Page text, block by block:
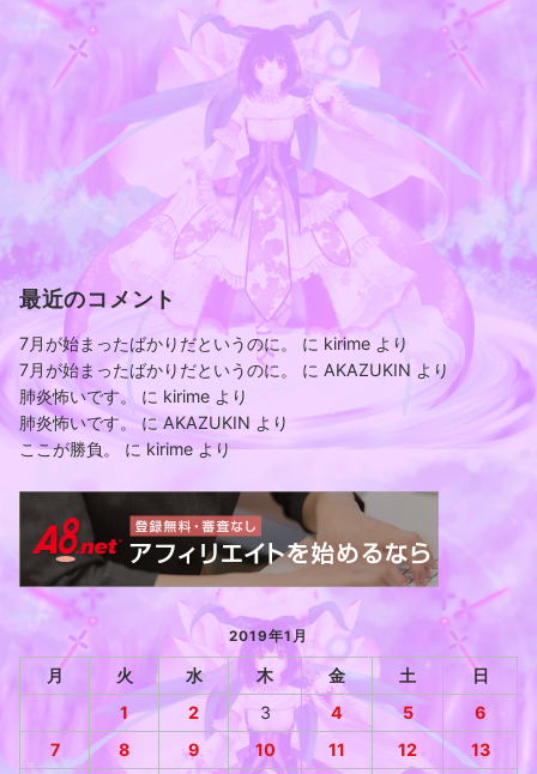
最近のコメント
7月が始まったばかりだというのに。 に kirime より
7月が始まったばかりだというのに。
に AKAZUKIN より
肺炎怖いです。 に kirime より
肺炎怖いです。
に AKAZUKIN より
ここが勝負。
にkirimeより
2019年1月
月 火 水 木 金 土
日
1
2 3 4 5
6
7
8 9 10 11 12
13